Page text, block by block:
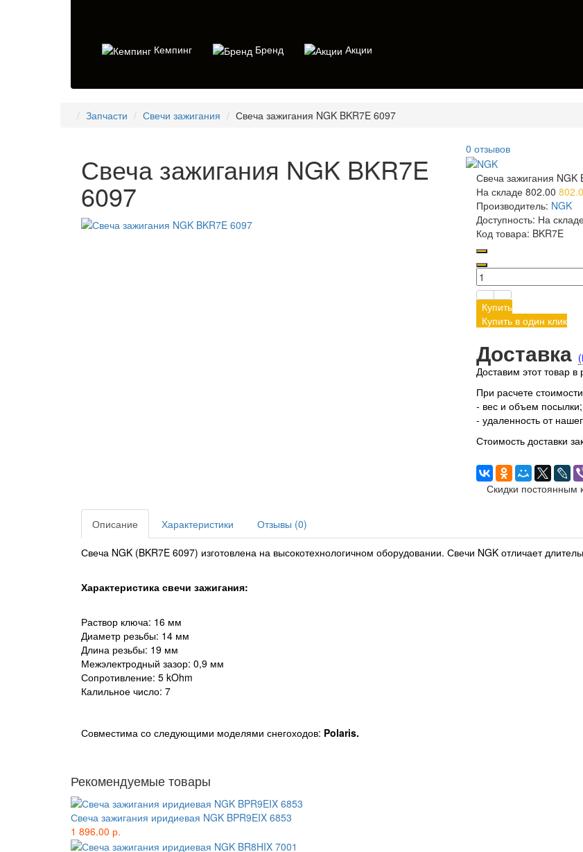
Кемпинг Бренд Акции
Запчасти Свечи зажигания Свеча зажигания NGK BKR7E 6097
Свеча зажигания NGK BKR7E
6097
0 отзывов
Свеча зажигания NGK
На складе 802.00
Производитель: NGK
Доступность: На
Код товара: BKR7E
Купить
Купить в один клик
Доставка
Доставим этот товар
При расчете
- вес и объем посылки;
- удаленность от
Стоимость доставки
Скидки постоянным
Описание
Характеристики Отзывы (0)
Свеча NGK (BKR7E 6097) изготовлена на высокотехнологичном оборудовании. Свечи NGK отличает
Характеристика свечи зажигания:
Раствор ключа: 16 мм
Диаметр резьбы: 14 мм
Длина резьбы: 19 мм
Межэлектродный зазор: 0,9 мм
Сопротивление: 5 kOhm
Калильное число: 7
Совместима со следующими моделями снегоходов: Polaris.
Рекомендуемые товары
Свеча зажигания иридиевая NGK BPR9EIX 6853
1 896.00 р.